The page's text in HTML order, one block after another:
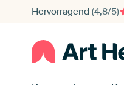
Hervorragend (4,8/5)